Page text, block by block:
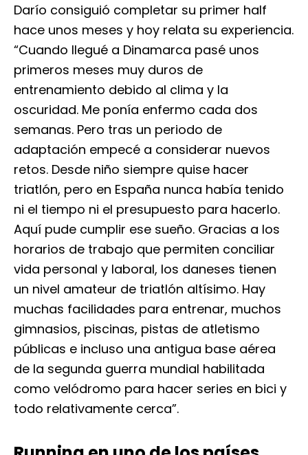
Darío consiguió completar su primer half
hace unos meses y hoy relata su experiencia.
“Cuando llegué a Dinamarca pasé unos
primeros meses muy duros de
entrenamiento debido al clima y la
oscuridad. Me ponía enfermo cada dos
semanas. Pero tras un periodo de
adaptación empecé a considerar nuevos
retos. Desde niño siempre quise hacer
triatlón, pero en España nunca había tenido
ni el tiempo ni el presupuesto para hacerlo.
Aquí pude cumplir ese sueño. Gracias a los
horarios de trabajo que permiten conciliar
vida personal y laboral, los daneses tienen
un nivel amateur de triatlón altísimo. Hay
muchas facilidades para entrenar, muchos
gimnasios, piscinas, pistas de atletismo
públicas e incluso una antigua base aérea
de la segunda guerra mundial habilitada
como velódromo para hacer series en bici y
todo relativamente cerca”.